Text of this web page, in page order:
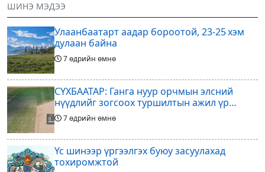
хөхөгчин хонь сарын шинийн
19, Адъяа /Асралт/
шийдвэрлэснээ ФИФА-гийн
ерөнхийлөгч Жанни
ШИНЭ МЭДЭЭ
Улаанбаатарт аадар бороотой, 23-25 хэм
дулаан байна
7 өдрийн өмнө
СҮХБААТАР: Ганга нуур орчмын элсний
нүүдлийг зогсоох туршилтын ажил үр
дүнгээ өгч эхэлжээ
7 өдрийн өмнө
Үс шинээр үргээлгэх буюу засуулахад
тохиромжтой